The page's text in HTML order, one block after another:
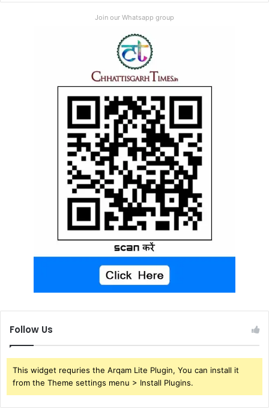
Join our Whatsapp group
Follow Us
This widget requries the Arqam Lite Plugin, You can install it
from the Theme settings menu > Install Plugins.